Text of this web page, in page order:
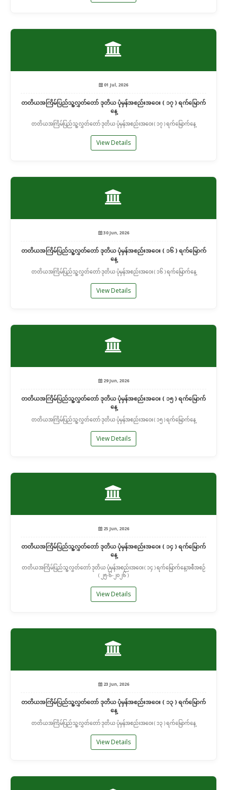
01 Jul, 2026
တတိယအကြိမ်ပြည်သူ့လွှတ်တော် ဒုတိယ ပုံမှန်အစည်းအဝေး ( ၁၇ ) ရက်မြောက်
နေ့
တတိယအကြိမ်ပြည်သူ့လွှတ်တော် ဒုတိယ ပုံမှန်အစည်းအဝေး ( ၁၇ ) ရက်မြောက်နေ့
View Details
30 Jun, 2026
တတိယအကြိမ်ပြည်သူ့လွှတ်တော် ဒုတိယ ပုံမှန်အစည်းအဝေး ( ၁၆ ) ရက်မြောက်
နေ့
တတိယအကြိမ်ပြည်သူ့လွှတ်တော် ဒုတိယ ပုံမှန်အစည်းအဝေး ( ၁၆ ) ရက်မြောက်နေ့
View Details
29 Jun, 2026
တတိယအကြိမ်ပြည်သူ့လွှတ်တော် ဒုတိယ ပုံမှန်အစည်းအဝေး ( ၁၅ ) ရက်မြောက်
နေ့
တတိယအကြိမ်ပြည်သူ့လွှတ်တော် ဒုတိယ ပုံမှန်အစည်းအဝေး ( ၁၅ ) ရက်မြောက်နေ့
View Details
25 Jun, 2026
တတိယအကြိမ်ပြည်သူ့လွှတ်တော် ဒုတိယ ပုံမှန်အစည်းအဝေး ( ၁၄ ) ရက်မြောက်
နေ့
တတိယအကြိမ်ပြည်သူ့လွှတ်တော် ဒုတိယ ပုံမှန်အစည်းအဝေး ( ၁၄ ) ရက်မြောက်နေ့အစီအစဉ်
( ၂၅-၆-၂၀၂၆ )
View Details
23 Jun, 2026
တတိယအကြိမ်ပြည်သူ့လွှတ်တော် ဒုတိယ ပုံမှန်အစည်းအဝေး ( ၁၃ ) ရက်မြောက်
နေ့
တတိယအကြိမ်ပြည်သူ့လွှတ်တော် ဒုတိယ ပုံမှန်အစည်းအဝေး ( ၁၃ ) ရက်မြောက်နေ့
View Details